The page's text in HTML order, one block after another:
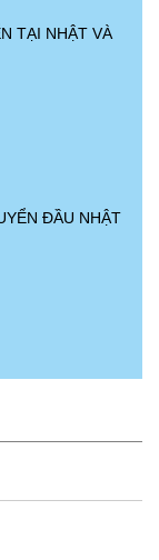
TẠI NHẬT VÀ
ĐẦU NHẬT